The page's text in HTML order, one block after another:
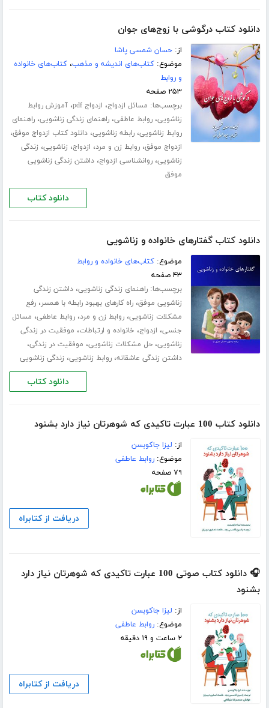
دانلود کتاب درگوشی با زوج‌های جوان
از:حسان شمسی پاشا
موضوع:کتاب‌های اندیشه و مذهب،کتاب‌های خانواده
و روابط
۲۵۳ صفحه
برچسب‌ها: مسائل ازدواج، ازدواج pdf ،آموزش روابط
زناشویی،روابط عاطفی،راهنمای زندگی زناشویی،راهنمای
روابط زناشویی،رابطه زناشویی،دانلود کتاب ازدواج موفق،
ازدواج موفق،روابط زن و مرد، ازدواج، زناشویی، زندگی
زناشویی،روانشناسی ازدواج،داشتن زندگی زناشویی
موفق
دانلود کتاب
دانلود کتاب گفتارهای خانواده و زناشویی
موضوع:کتاب‌های خانواده و روابط
۴۳ صفحه
برچسب‌ها:راهنمای زندگی زناشویی،داشتن زندگی
زناشویی موفق،راه کارهای بهبود رابطه با همسر،رفع
مشکلات زناشویی،روابط زن و مرد،روابط عاطفی، مسائل
جنسی، ازدواج، خانواده و ارتباطات، موفقیت در زندگی
زناشویی،حل مشکلات زناشویی، موفقیت در زندگی،
داشتن زندگی عاشقانه،روابط زناشویی، زندگی زناشویی
دانلود کتاب
دانلود کتاب 100 عبارت تاکیدی که شوهرتان نیاز دارد بشنود
از: لیزا جاکوبسن
موضوع:روابط عاطفی
۷۹ صفحه
دریافت از کتابراه
🎧 دانلود کتاب صوتی 100 عبارت تاکیدی که شوهرتان نیاز دارد
بشنود
از: لیزا جاکوبسن
موضوع:روابط عاطفی
۲ ساعت و ۱۹ دقیقه
دریافت از کتابراه